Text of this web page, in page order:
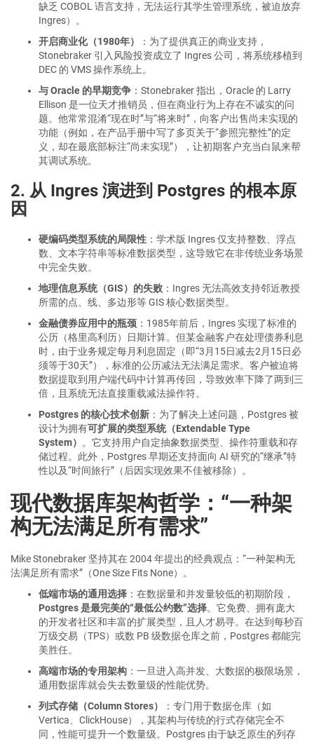
缺乏 COBOL 语言支持，无法运行其学生管理系统，被迫放弃
Ingres）。
开启商业化（1980年）
：为了提供真正的商业支持，
Stonebraker 引入风险投资成立了 Ingres 公司，将系统移植到
DEC 的 VMS 操作系统上。
与 Oracle 的早期竞争 ：Stonebraker 指出，Oracle 的 Larry
Ellison 是一位天才推销员，但在商业行为上存在不诚实的问
题。他常常混淆“现在时”与“将来时”，向客户出售尚未实现的
功能（例如，在产品手册中写了多页关于“参照完整性”的定
义，却在最底部标注“尚未实现”），让初期客户充当白鼠来帮
其调试系统。
2. 从 Ingres 演进到 Postgres 的根本原
因
硬编码类型系统的局限性 ：学术版 Ingres 仅支持整数、浮点
数、文本字符串等标准数据类型，这导致它在非传统业务场景
中完全失败。
地理信息系统（GIS）的失败 ：Ingres 无法高效支持邻近教授
所需的点、线、多边形等 GIS 核心数据类型。
金融债券应用中的瓶颈 ：1985年前后，Ingres 实现了标准的
公历（格里高利历）日期计算。但某金融客户在处理债券利息
时，由于业务规定每月利息固定（即“3月15日减去2月15日必
须等于30天”），标准的公历减法无法满足需求。客户被迫将
数据提取到用户端代码中计算再传回，导致效率下降了两到三
倍，且系统无法直接重载减法操作符。
Postgres 的核心技术创新 ：为了解决上述问题，Postgres 被
设计为拥有可扩展的类型系统（Extendable Type
System） 。它支持用户自定抽象数据类型、操作符重载和存
储过程。此外，Postgres 早期还支持面向 AI 研究的“继承”特
性以及“时间旅行”（后因实现效果不佳被移除）。
现代数据库架构哲学：“一种架
构无法满足所有需求”
Mike Stonebraker 坚持其在 2004 年提出的经典观点：“一种架构无
法满足所有需求”（One Size Fits None）。
低端市场的通用选择 ：在数据量和并发量较低的初期阶段，
Postgres 是最完美的“最低公约数”选择。它免费、拥有庞大
的开发者社区和丰富的扩展类型，且人才易寻。在达到每秒百
万级交易（TPS）或数 PB 级数据仓库之前，Postgres 都能完
美胜任。
高端市场的专用架构 ：一旦进入高并发、大数据的极限场景，
通用数据库就会失去数量级的性能优势。
列式存储（Column Stores）
：专门用于数据仓库（如
Vertica、ClickHouse），其架构与传统的行式存储完全不
同，性能可提升一个数量级。Postgres 由于缺乏原生的列存